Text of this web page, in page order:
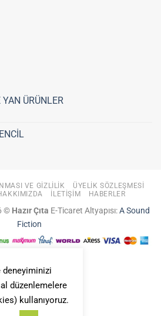
YAN ÜRÜNLER
VE GIZLILIK
ÜYELIK SÖZLEŞMESI
İLETIŞIM HABERLER
© Hazır Çıta E-Ticaret Altyapısı:A Sound
Fiction
düzenlemelere
kullanıyoruz.